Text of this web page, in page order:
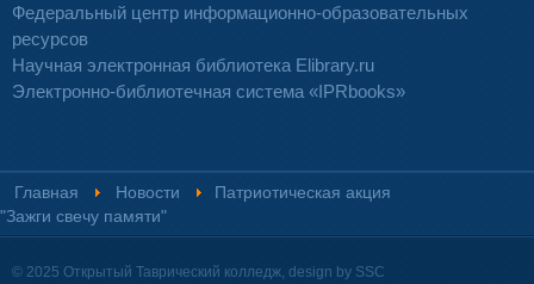
Федеральный центр информационно-образовательных
ресурсов
Научная электронная библиотека Elibrary.ru
Электронно-библиотечная система «IPRbooks»
Главная Новости
Патриотическая акция
"Зажги свечу памяти"
© 2025 Открытый Таврический колледж, design by SSC